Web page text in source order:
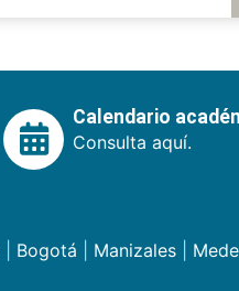
Calendario
Consulta aquí.
Bogotá Manizales|